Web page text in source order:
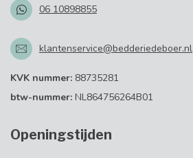
06 10898855
klantenservice@bedderiedeboer.nl
KVK nummer: 88735281
btw-nummer: NL864756264B01
Openingstijden